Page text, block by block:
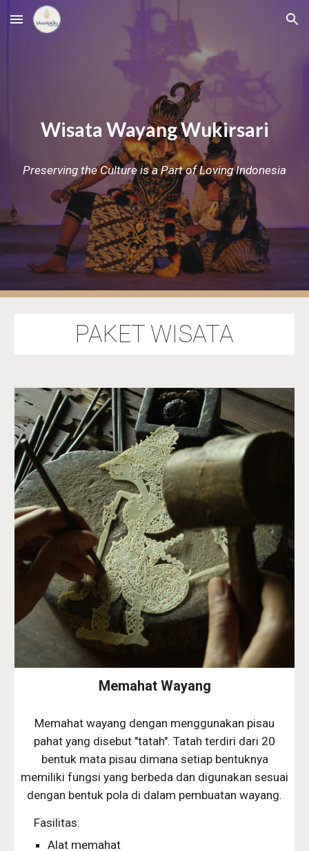
Skip to main content Skip to navigation
Wisata Wayang Wukirsari
Preserving the Culture is a Part of Loving Indonesia
PAKET WISATA
Memahat Wayang
Memahat wayang dengan menggunakan pisau
pahat yang disebut "tatah". Tatah terdiri dari 20
bentuk mata pisau dimana setiap bentuknya
memiliki fungsi yang berbeda dan digunakan sesuai
dengan bentuk pola di dalam pembuatan wayang.
Fasilitas:
Alat memahat